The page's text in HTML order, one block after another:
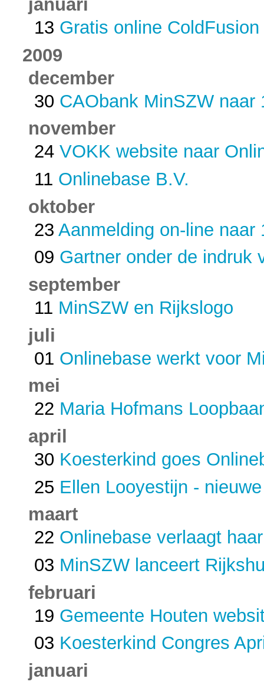
januari
13 Gratis online
2009
december
30 CAObank MinSZW naar
november
24 VOKK website naar
11 Onlinebase B.V.
oktober
23 Aanmelding on-line naar
09 Gartner onder de indruk
september
11 MinSZW en Rijkslogo
juli
01 Onlinebase werkt voor
mei
22 Maria Hofmans
april
30 Koesterkind goes
25 Ellen Looyestijn -
maart
22 Onlinebase verlaagt
03 MinSZW lanceert
februari
19 Gemeente Houten
03 Koesterkind Congres
januari